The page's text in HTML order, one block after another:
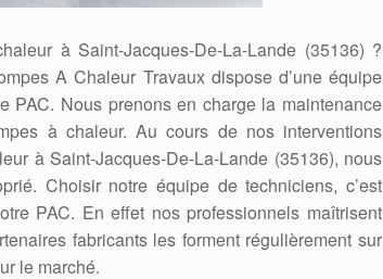
à Saint-Jacques-De-La-Lande (35136) ?
A Chaleur Travaux dispose d’une équipe
PAC. Nous prenons en charge la maintenance
à chaleur. Au cours de nos interventions
à Saint-Jacques-De-La-Lande (35136), nous
Choisir notre équipe de techniciens, c’est
PAC. En effet nos professionnels maîtrisent
fabricants les forment régulièrement sur
le marché.